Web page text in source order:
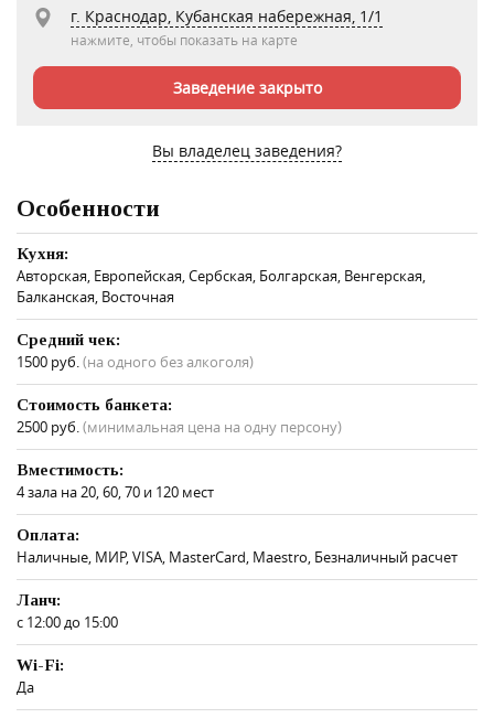
г. Краснодар, Кубанская набережная, 1/1
нажмите, чтобы показать на карте
Заведение закрыто
Вы владелец заведения?
Особенности
Кухня:
Авторская, Европейская, Сербская, Болгарская, Венгерская,
Балканская, Восточная
Средний чек:
1500 руб.(на одного без алкоголя)
Стоимость банкета:
2500 руб.(минимальная цена на одну персону)
Вместимость:
4 зала на 20, 60, 70 и 120 мест
Оплата:
Наличные, МИР, VISA, MasterCard, Maestro, Безналичный расчет
Ланч:
с 12:00 до 15:00
Wi-Fi:
Да